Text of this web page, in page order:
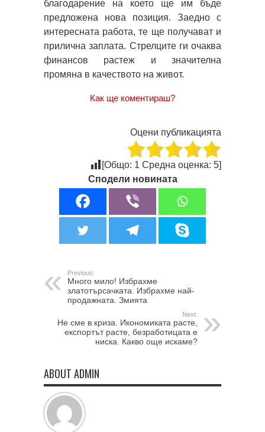
благодарение на което ще им бъде
предложена нова позиция. Заедно с
интересната работа, те ще получават и
прилична заплата. Стрелците ги очаква
финансов растеж и значителна
промяна в качеството на живот.
Как ще коментираш?
Оцени публикацията
[Общо: 1 Средна оценка: 5]
Сподели новината
Previous:
Много мило! Избрахме
златотърсачката. Избрахме най-
продажната. Змията
Next:
Не сме в криза. Икономиката расте,
експортът расте, безработицата е
ниска. Какво още искаме?
ABOUT ADMIN